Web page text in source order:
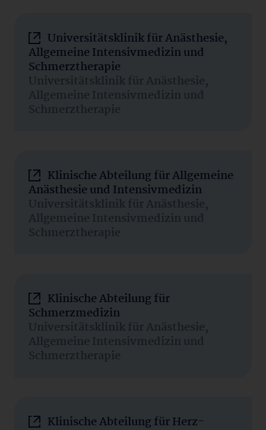
Universitätsklinik für Anästhesie,
Allgemeine Intensivmedizin und
Schmerztherapie
Universitätsklinik für Anästhesie,
Allgemeine Intensivmedizin und
Schmerztherapie
Klinische Abteilung für Allgemeine
Anästhesie und Intensivmedizin
Universitätsklinik für Anästhesie,
Allgemeine Intensivmedizin und
Schmerztherapie
Klinische Abteilung für
Schmerzmedizin
Universitätsklinik für Anästhesie,
Allgemeine Intensivmedizin und
Schmerztherapie
Klinische Abteilung für Herz-